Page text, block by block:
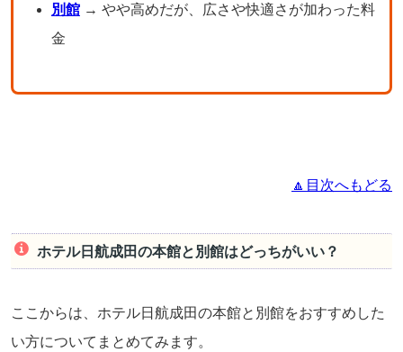
別館→ やや高めだが、広さや快適さが加わった料
金
🔼目次へもどる
ホテル日航成田の本館と別館はどっちがいい？
ここからは、ホテル日航成田の本館と別館をおすすめした
い方についてまとめてみます。